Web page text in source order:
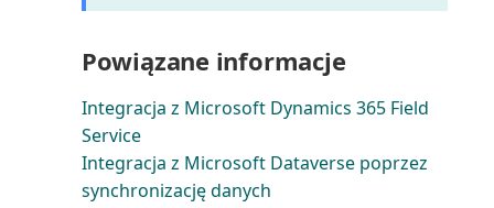
Business Central
Wiekowanie należności (z datą
wsteczną)
(raport)
Płatności wstrzymane (raport)
Rachunek przepływów
pieniężnych (raport)
Powiązane informacje
Integracja z Microsoft Dynamics 365 Field
Service
Integracja z Microsoft Dataverse poprzez
synchronizację danych